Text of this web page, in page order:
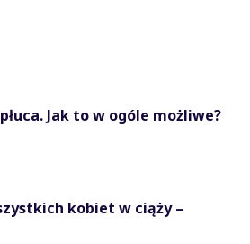
Jak to w ogóle możliwe?
kobiet w ciąży –